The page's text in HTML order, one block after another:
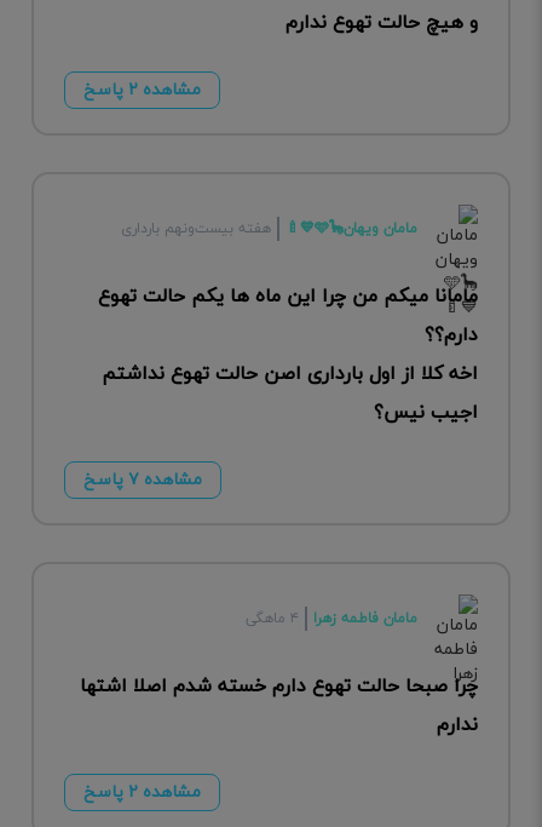
و هیچ حالت تهوع ندارم
مشاهده ۲ پاسخ
مامان ویهان🦕🩵💙🍼 هفته بیست‌ونهم بارداری
مامانا میکم من چرا این ماه ها یکم حالت تهوع
دارم؟؟
اخه کلا از اول بارداری اصن حالت تهوع نداشتم
اجیب نیس؟
مشاهده ۷ پاسخ
مامان فاطمه زهرا ۴ ماهگی
چرا صبحا حالت تهوع دارم خسته شدم اصلا اشتها
ندارم
مشاهده ۲ پاسخ